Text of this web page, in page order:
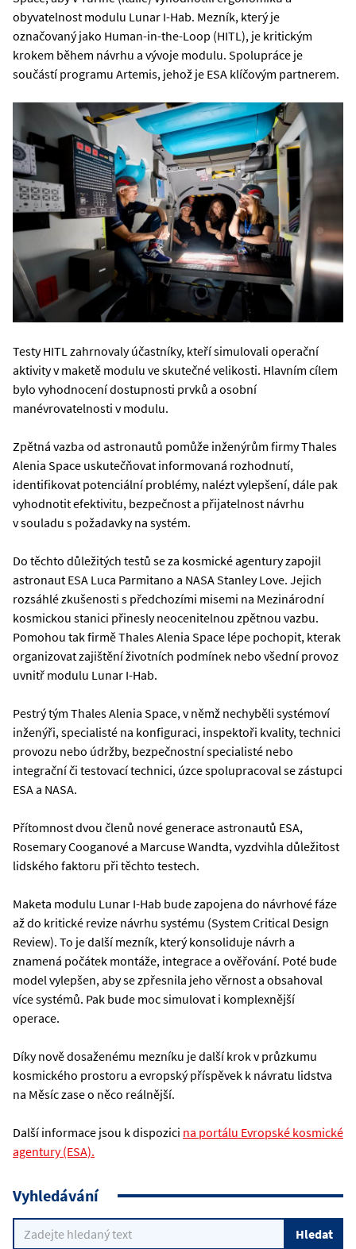
obyvatelnost modulu Lunar I-Hab. Mezník, který je
označovaný jako Human-in-the-Loop (HITL), je kritickým
krokem během návrhu a vývoje modulu. Spolupráce je
součástí programu Artemis, jehož je ESA klíčovým partnerem.
Testy HITL zahrnovaly účastníky, kteří simulovali operační
aktivity v maketě modulu ve skutečné velikosti. Hlavním cílem
bylo vyhodnocení dostupnosti prvků a osobní
manévrovatelnosti v modulu.
Zpětná vazba od astronautů pomůže inženýrům firmy Thales
Alenia Space uskutečňovat informovaná rozhodnutí,
identifikovat potenciální problémy, nalézt vylepšení, dále pak
vyhodnotit efektivitu, bezpečnost a přijatelnost návrhu
v souladu s požadavky na systém.
Do těchto důležitých testů se za kosmické agentury zapojil
astronaut ESA Luca Parmitano a NASA Stanley Love. Jejich
rozsáhlé zkušenosti s předchozími misemi na Mezinárodní
kosmickou stanici přinesly neocenitelnou zpětnou vazbu.
Pomohou tak firmě Thales Alenia Space lépe pochopit, kterak
organizovat zajištění životních podmínek nebo všední provoz
uvnitř modulu Lunar I-Hab.
Pestrý tým Thales Alenia Space, v němž nechyběli systémoví
inženýři, specialisté na konfiguraci, inspektoři kvality, technici
provozu nebo údržby, bezpečnostní specialisté nebo
integrační či testovací technici, úzce spolupracoval se zástupci
ESA a NASA.
Přítomnost dvou členů nové generace astronautů ESA,
Rosemary Cooganové a Marcuse Wandta, vyzdvihla důležitost
lidského faktoru při těchto testech.
Maketa modulu Lunar I-Hab bude zapojena do návrhové fáze
až do kritické revize návrhu systému (System Critical Design
Review). To je další mezník, který konsoliduje návrh a
znamená počátek montáže, integrace a ověřování. Poté bude
model vylepšen, aby se zpřesnila jeho věrnost a obsahoval
více systémů. Pak bude moc simulovat i komplexnější
operace.
Díky nově dosaženému mezníku je další krok v průzkumu
kosmického prostoru a evropský příspěvek k návratu lidstva
na Měsíc zase o něco reálnější.
Další informace jsou k dispozici na portálu Evropské kosmické
agentury (ESA).
Vyhledávání